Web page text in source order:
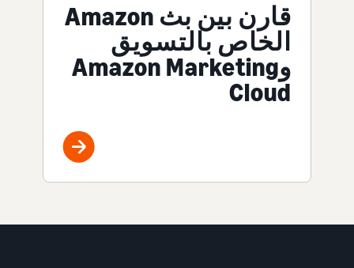
قارن بين بث Amazon
الخاص بالتسويق
وAmazon Marketing
Cloud